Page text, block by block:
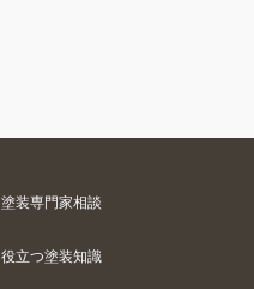
塗装専門家相談
役立つ塗装知識